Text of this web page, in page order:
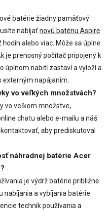
batérie žiadny pamäťový
nabíjaťnovú batériu Aspire
hodín alebo viac. Môže sa úplne
je prenosný počítač pripojený k
úplnom nabití zastaví a vyloží a
napájaním.
vo veľkých množstvách?
vo veľkom množstve,
chatu alebo e-mailu a náš
aby prediskutoval
náhradnej batérie Acer
je výdrž batérie približne
nabíjania a vybíjania batérie.
techník používania a